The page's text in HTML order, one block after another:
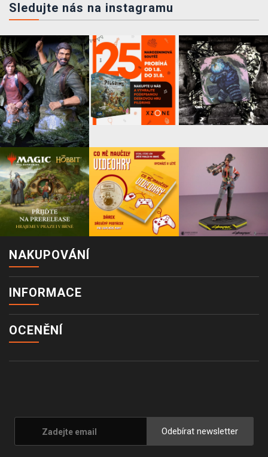
Sledujte nás na instagramu
NAKUPOVÁNÍ
INFORMACE
OCENĚNÍ
Odebírat newsletter